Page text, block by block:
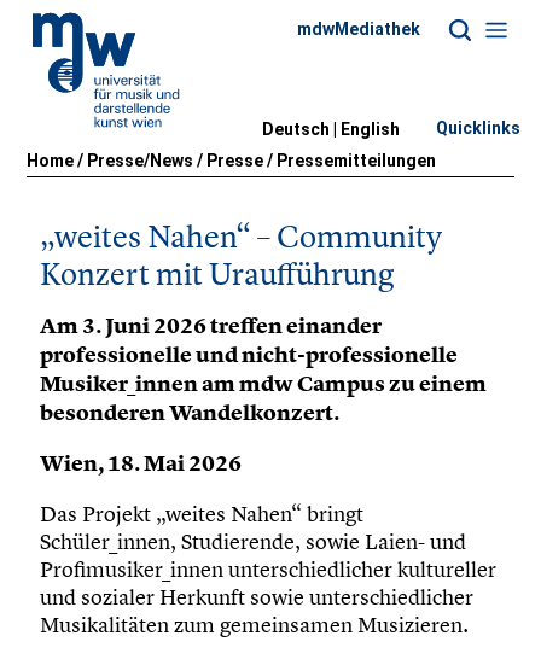
Home/ Presse/News / Presse/ Pressemitteilungen
mdwMediathek
Deutsch | English Quicklinks
„weites Nahen“ – Community
Konzert mit Uraufführung
Am 3. Juni 2026 treffen einander
professionelle und nicht-professionelle
Musiker_innen am mdw Campus zu einem
besonderen Wandelkonzert.
Wien, 18. Mai 2026
Das Projekt „weites Nahen“ bringt
Schüler_innen, Studierende, sowie Laien- und
Profimusiker_innen unterschiedlicher kultureller
und sozialer Herkunft sowie unterschiedlicher
Musikalitäten zum gemeinsamen Musizieren.